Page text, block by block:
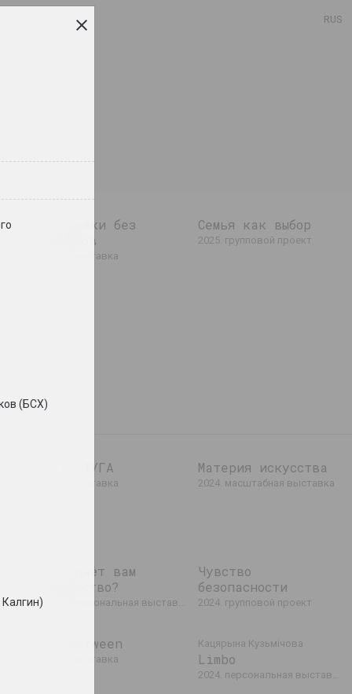
RUS
Нет реки без
истоков
2025. выставка
Семья как выбор
2025. групповой проект
КУРС ТУГА
2024. выставка
Материя искусства
2024. масштабная выставка
Что даёт вам
искусство?
2024. персональная выставка
Чувство
безопасности
2024. групповой проект
in-between
2024. выставка
Кацярына Кузьмічова
Limbo
2024. персональная выставка
(БСХ)